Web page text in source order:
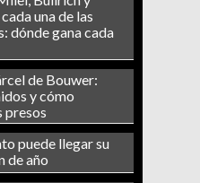
una de las
dónde gana cada
de Bouwer:
y cómo
presos
puede llegar su
de año